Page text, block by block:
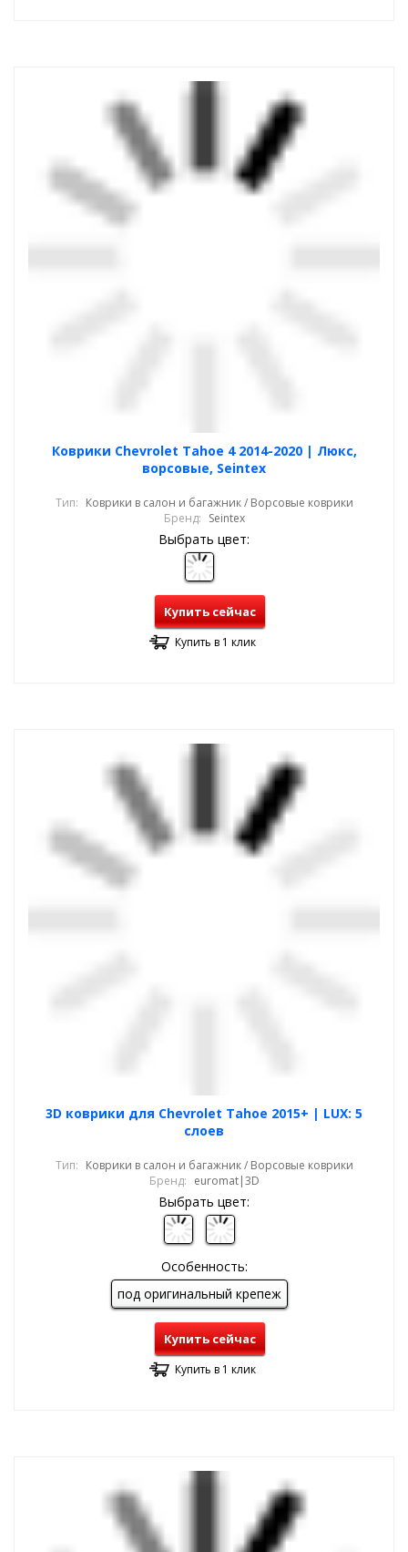
Коврики Chevrolet Tahoe 4 2014-2020 | Люкс,
ворсовые, Seintex
Тип: Коврики в салон и багажник / Ворсовые коврики
Бренд: Seintex
Выбрать цвет:
Купить сейчас
Купить в 1 клик
3D коврики для Chevrolet Tahoe 2015+ | LUX: 5
слоев
Тип: Коврики в салон и багажник / Ворсовые коврики
Бренд: euromat|3D
Выбрать цвет:
Особенность:
под оригинальный крепеж
Купить сейчас
Купить в 1 клик